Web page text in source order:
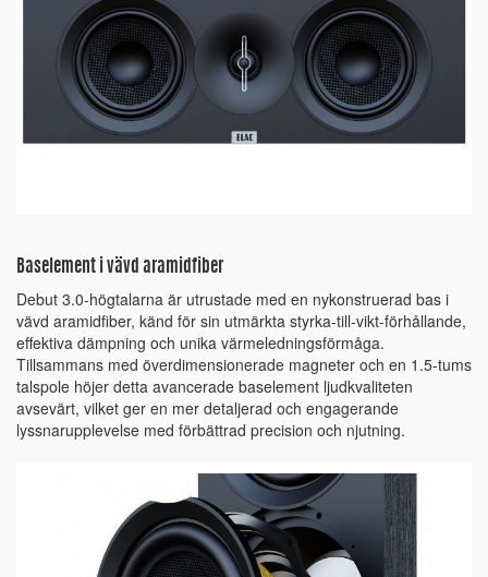
Baselement i vävd aramidfiber
Debut 3.0-högtalarna är utrustade med en nykonstruerad bas i
vävd aramidfiber, känd för sin utmärkta styrka-till-vikt-förhållande,
effektiva dämpning och unika värmeledningsförmåga.
Tillsammans med överdimensionerade magneter och en 1.5-tums
talspole höjer detta avancerade baselement ljudkvaliteten
avsevärt, vilket ger en mer detaljerad och engagerande
lyssnarupplevelse med förbättrad precision och njutning.